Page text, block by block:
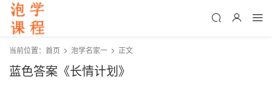
当前位置： 首页 泡学名家一 正文
蓝色答案《长情计划》